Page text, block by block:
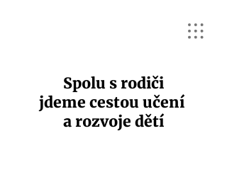
Spolu s rodiči
jdeme cestou učení
a rozvoje dětí